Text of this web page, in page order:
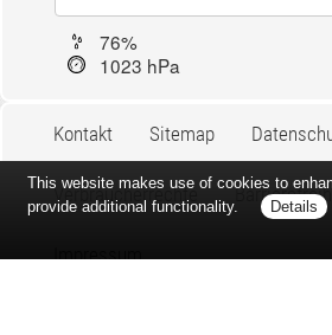
76%
1023 hPa
Kontakt Sitemap
Verbraucherrechte
Impressum
This website makes use of cookies to
provide additional functionality.
Details